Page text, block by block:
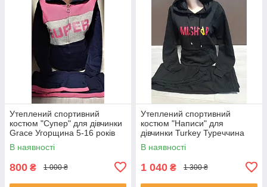
Утеплений спортивний
костюм "Супер" для дівчинки
Grace Угорщина 5-16 років
кофта з штанами
В наявності
800 ₴ 1 000 ₴
Утеплений спортивний
костюм "Написи" для
дівчинки Turkey Туреччина
14-18 років худі зі штанами
чорний
В наявності
1 040 ₴ 1 300 ₴